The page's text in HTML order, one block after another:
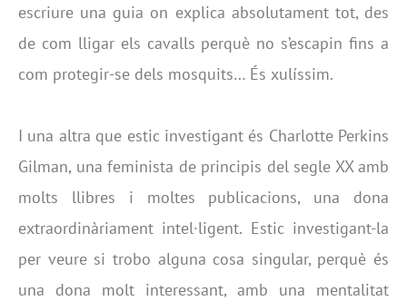
escriure una guia on explica absolutament tot, des
de com lligar els cavalls perquè no s’escapin fins a
com protegir-se dels mosquits… És xulíssim.
I una altra que estic investigant és Charlotte Perkins
Gilman, una feminista de principis del segle XX amb
molts llibres i moltes publicacions, una dona
extraordinàriament intel·ligent. Estic investigant-la
per veure si trobo alguna cosa singular, perquè és
una dona molt interessant, amb una mentalitat